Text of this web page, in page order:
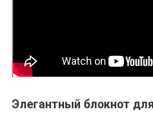
Элегантный блокнот